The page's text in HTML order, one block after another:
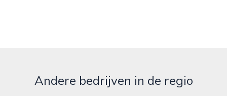
Andere bedrijven in de regio